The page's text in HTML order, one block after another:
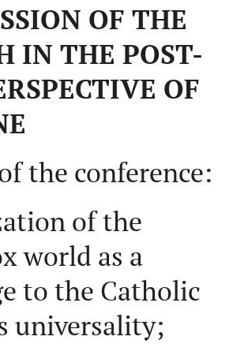
OF THE
IN THE POST-
OF
the conference:
of the
world as a
to the Catholic
universality;